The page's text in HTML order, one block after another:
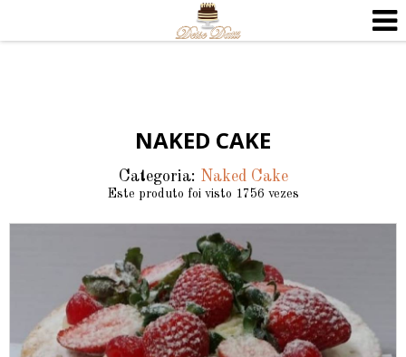
NAKED CAKE
Categoria: Naked Cake
Este produto foi visto 1756 vezes